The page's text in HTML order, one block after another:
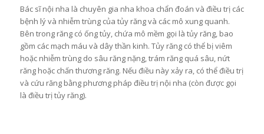
Bác sĩ nội nha là chuyên gia nha khoa chẩn đoán và điều trị các
bệnh lý và nhiễm trùng của tủy răng và các mô xung quanh.
Bên trong răng có ống tủy, chứa mô mềm gọi là tủy răng, bao
gồm các mạch máu và dây thần kinh. Tủy răng có thể bị viêm
hoặc nhiễm trùng do sâu răng nặng, trám răng quá sâu, nứt
răng hoặc chấn thương răng. Nếu điều này xảy ra, có thể điều trị
và cứu răng bằng phương pháp điều trị nội nha (còn được gọi
là điều trị tủy răng).